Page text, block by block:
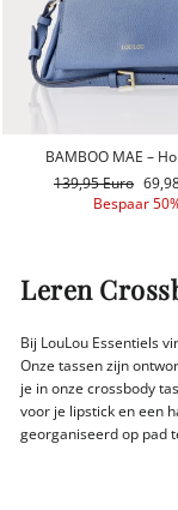
BAMBOO MAE –
Reguliere
139,95 Euro
Bespaar
Leren
Bij LouLou Essentiels
Onze tassen zijn
je in onze crossbody
voor je lipstick en een
georganiseerd op pad